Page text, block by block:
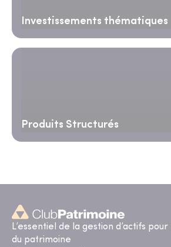
Investissements thématiques
Produits Structurés
L’essentiel de la gestion d’actifs
du patrimoine